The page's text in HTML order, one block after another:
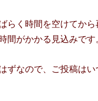
らく時間を空けてか
間がかかる見込みです
ずなので、ご投稿は